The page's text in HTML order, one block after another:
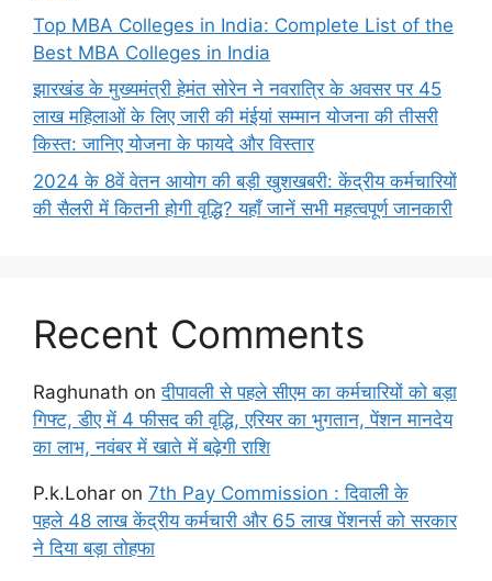
Top MBA Colleges in India: Complete List of the
Best MBA Colleges in India
झारखंड के मुख्यमंत्री हेमंत सोरेन ने नवरात्रि के अवसर पर 45
लाख महिलाओं के लिए जारी की मंईयां सम्मान योजना की तीसरी
किस्त: जानिए योजना के फायदे और विस्तार
2024 के 8वें वेतन आयोग की बड़ी खुशखबरी: केंद्रीय कर्मचारियों
की सैलरी में कितनी होगी वृद्धि? यहाँ जानें सभी महत्वपूर्ण जानकारी
Recent Comments
Raghunath onदीपावली से पहले सीएम का कर्मचारियों को बड़ा
गिफ्ट, डीए में 4 फीसद की वृद्धि, एरियर का भुगतान, पेंशन मानदेय
का लाभ, नवंबर में खाते में बढ़ेगी राशि
P.k.Lohar on 7th Pay Commission : दिवाली के
पहले 48 लाख केंद्रीय कर्मचारी और 65 लाख पेंशनर्स को सरकार
ने दिया बड़ा तोहफा